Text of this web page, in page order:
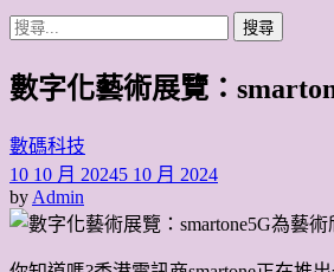
搜
關
字:
數字化藝術展覽：
數碼科技
10 10 月 20245 10 月 2024
by Admin